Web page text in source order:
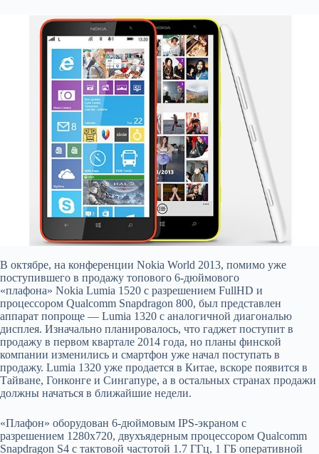
В октябре, на конференции Nokia World 2013, помимо уже
поступившего в продажу топового 6-дюймового
«плафона» Nokia Lumia 1520 с разрешением FullHD и
процессором Qualcomm Snapdragon 800, был представлен
аппарат попроще — Lumia 1320 с аналогичной диагональю
дисплея. Изначально планировалось, что гаджет поступит в
продажу в первом квартале 2014 года, но планы финской
компании изменились и смартфон уже начал поступать в
продажу. Lumia 1320 уже продается в Китае, вскоре появится в
Тайване, Гонконге и Сингапуре, а в остальных странах продажи
должны начаться в ближайшие недели.
«Плафон» оборудован 6-дюймовым IPS-экраном с
разрешением 1280х720, двухъядерным процессором Qualcomm
Snapdragon S4 с тактовой частотой 1.7 ГГц, 1 ГБ оперативной